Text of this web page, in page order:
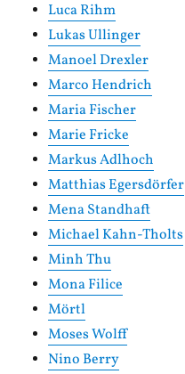
Luca Rihm
Lukas Ullinger
Manoel Drexler
Marco Hendrich
Maria Fischer
Marie Fricke
Markus Adlhoch
Matthias Egersdörfer
Mena Standhaft
Michael Kahn-Tholts
Minh Thu
Mona Filice
Mörtl
Moses Wolff
Nino Berry